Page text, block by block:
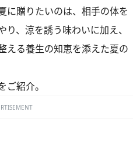
に贈りたいのは、相手の体を
、涼を誘う味わいに加え、
える養生の知恵を添えた夏の
ご紹介。